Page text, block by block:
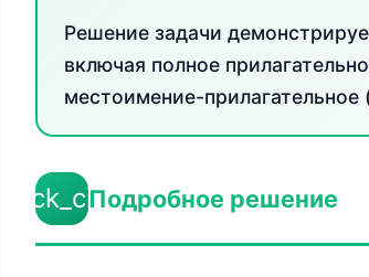
Решение задачи
включая полное
местоимение-
check_circleПодробное решение